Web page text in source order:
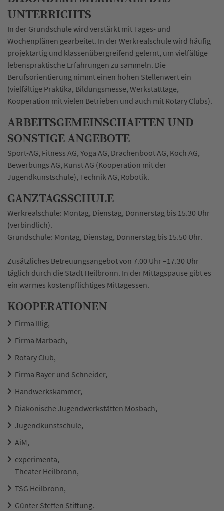
UNTERRICHTS
In der Grundschule wird verstärkt mit Tages- und
Wochenplänen gearbeitet. In der Werkrealschule wird häufig
projektartig und klassenübergreifend gelernt, um vielfältige
lebenspraktische Erfahrungen zu sammeln. Die
Berufsorientierung nimmt einen hohen Stellenwert ein
(vielfältige Praktika, Bildungsmesse, Werkstatttage,
Kooperation mit vielen Betrieben und auch mit Rotary Clubs).
ARBEITSGEMEINSCHAFTEN UND
SONSTIGE ANGEBOTE
Sport-AG, Fitness AG, Yoga AG, Drachenboot AG, Koch AG,
Bewerbungs AG, Kunst AG (Kooperation mit der
Jugendkunstschule), Technik AG, Robotik.
GANZTAGSSCHULE
Werkrealschule: Montag, Dienstag, Donnerstag bis 15.30 Uhr
(verbindlich).
Grundschule: Montag, Dienstag, Donnerstag bis 15.50 Uhr.
Zusätzliches Betreuungsangebot von 7.00 Uhr –17.30 Uhr
täglich durch die Stadt Heilbronn. In der Mittagspause gibt es
ein warmes kostenpflichtiges Mittagessen.
KOOPERATIONEN
Firma Illig,
Firma Marbach,
Rotary Club,
Firma Bayer und Schneider,
Handwerkskammer,
Diakonische Jugendwerkstätten Mosbach,
Jugendkunstschule,
AiM,
experimenta,
Theater Heilbronn,
TSG Heilbronn,
Günter Steffen Stiftung.